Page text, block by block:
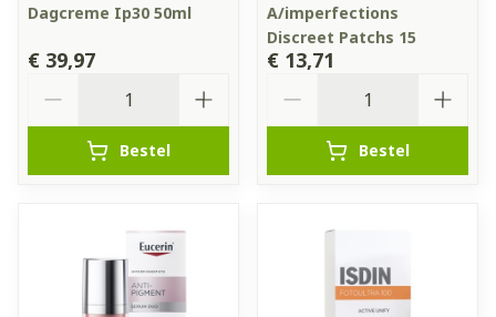
Dagcreme Ip30 50ml
€ 39,97
Bestel
A/imperfections
Discreet Patchs 15
€ 13,71
Bestel